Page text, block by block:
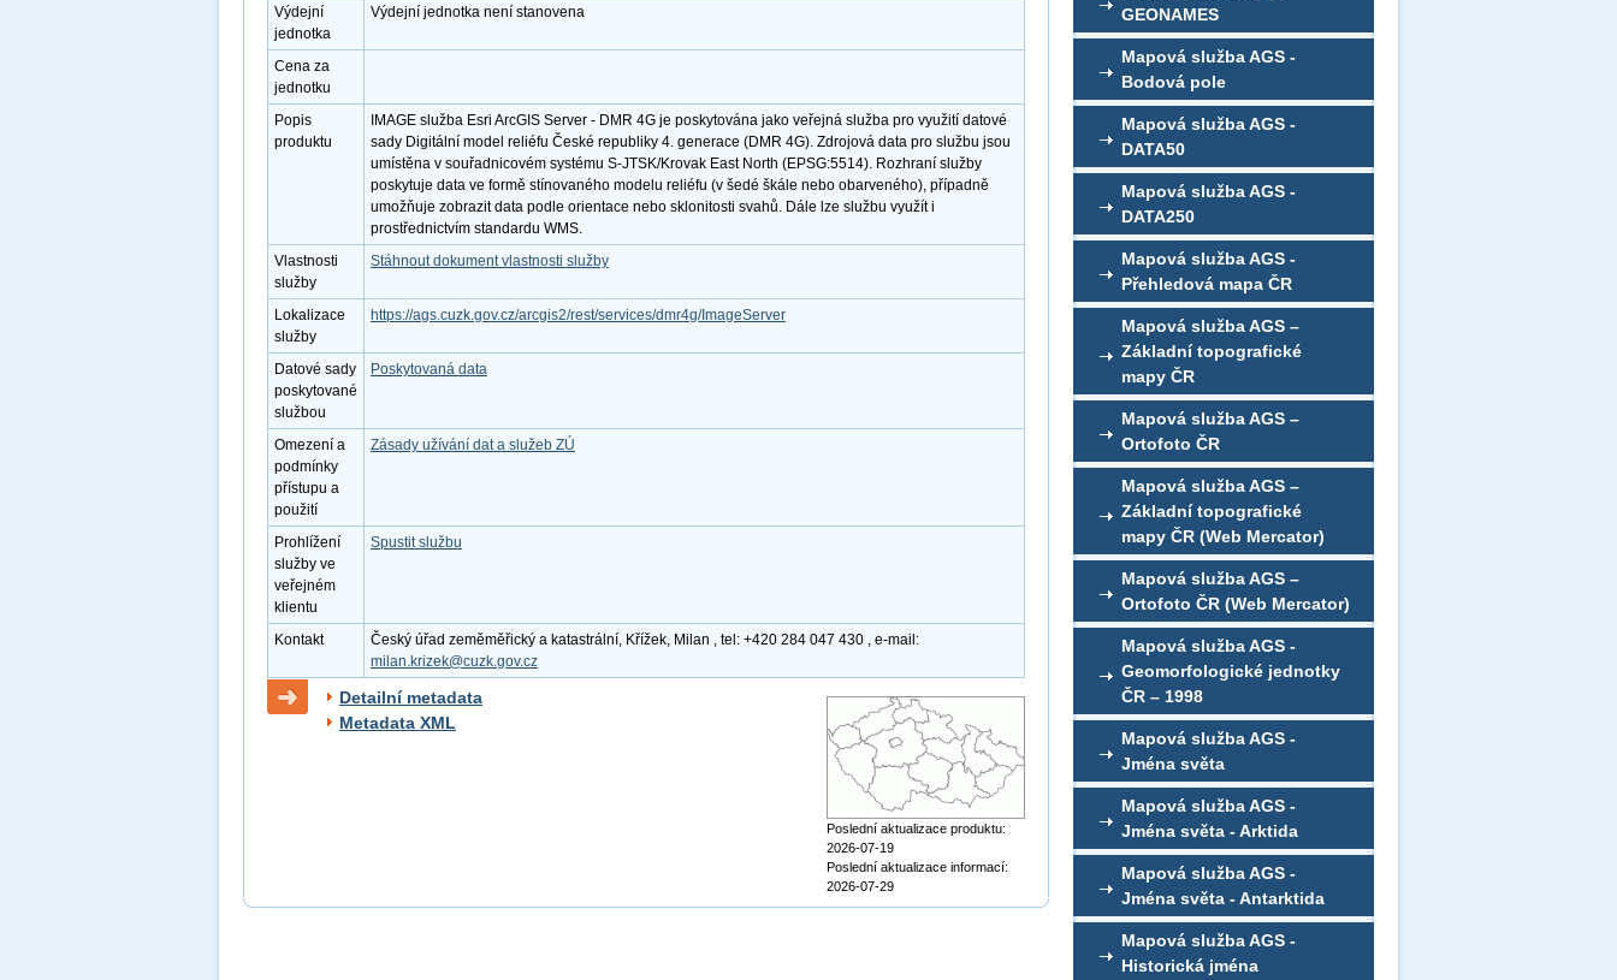
GEONAMES
Mapová služba AGS -
Bodová pole
Mapová služba AGS -
DATA50
Mapová služba AGS -
DATA250
Mapová služba AGS -
Přehledová mapa ČR
Mapová služba AGS –
Základní topografické
mapy ČR
Mapová služba AGS –
Ortofoto ČR
Mapová služba AGS –
Základní topografické
mapy ČR (Web Mercator)
Mapová služba AGS –
Ortofoto ČR (Web Mercator)
Mapová služba AGS -
Geomorfologické jednotky
ČR – 1998
Mapová služba AGS -
Jména světa
Mapová služba AGS -
Jména světa - Arktida
Mapová služba AGS -
Jména světa - Antarktida
Mapová služba AGS -
Historická jména
Výdejní
jednotka
Výdejní jednotka není stanovena
Cena za
jednotku
Popis
produktu
IMAGE služba Esri ArcGIS Server - DMR 4G je poskytována jako veřejná služba pro využití datové
sady Digitální model reliéfu České republiky 4. generace (DMR 4G). Zdrojová data pro službu jsou
umístěna v souřadnicovém systému S-JTSK/Krovak East North (EPSG:5514). Rozhraní služby
poskytuje data ve formě stínovaného modelu reliéfu (v šedé škále nebo obarveného), případně
umožňuje zobrazit data podle orientace nebo sklonitosti svahů. Dále lze službu využít i
prostřednictvím standardu WMS.
Vlastnosti
služby
Stáhnout dokument vlastnosti služby
Lokalizace
služby
https://ags.cuzk.gov.cz/arcgis2/rest/services/dmr4g/ImageServer
Datové sady
poskytované
službou
Poskytovaná data
Omezení a
podmínky
přístupu a
použití
Zásady užívání dat a služeb ZÚ
Prohlížení
služby ve
veřejném
klientu
Spustit službu
Kontakt
Český úřad zeměměřický a katastrální, Křížek, Milan , tel: +420 284 047 430 , e-mail:
milan.krizek@cuzk.gov.cz
Detailní metadata
Metadata XML
Poslední aktualizace produktu:
2026-07-19
Poslední aktualizace informací:
2026-07-29